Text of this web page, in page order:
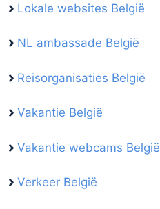
Lokale websites België
NL ambassade België
Reisorganisaties België
Vakantie België
Vakantie webcams België
Verkeer België